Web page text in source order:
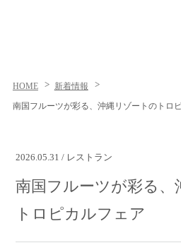
HOME
新着情報
南国フルーツが彩る、沖縄リゾートのトロ
2026.05.31 / レストラン
南国フルーツが彩る、
トロピカルフェア